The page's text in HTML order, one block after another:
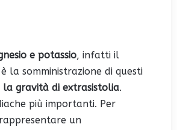
e potassio, infatti il
la somministrazione di questi
la gravità di extrasistolia.
più importanti. Per
un